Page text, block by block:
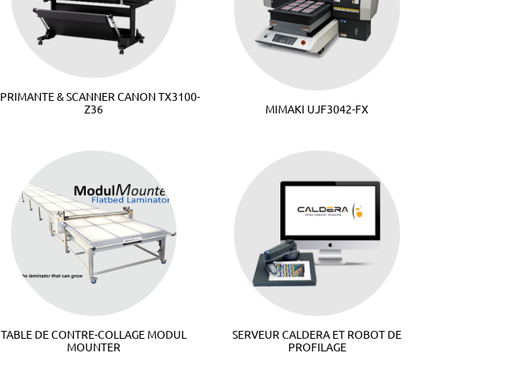
& SCANNER CANON TX3100-
Z36
MIMAKI UJF3042-FX
TABLE DE CONTRE-COLLAGE MODUL
MOUNTER
SERVEUR CALDERA ET ROBOT DE
PROFILAGE